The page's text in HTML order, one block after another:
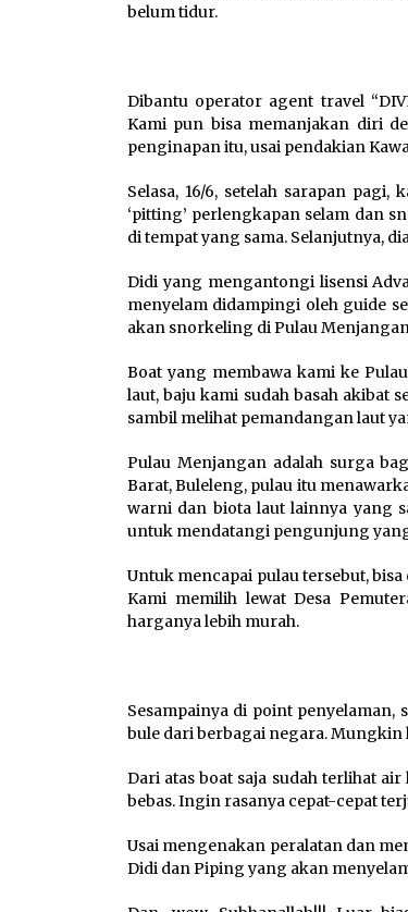
belum tidur.
Dibantu operator agent travel
Kami pun bisa memanjakan diri
penginapan itu, usai pendakian
Selasa, 16/6, setelah sarapan
‘pitting’ perlengkapan selam dan
di tempat yang sama. Selanjutnya,
Didi yang mengantongi lisensi
menyelam didampingi oleh guide
akan snorkeling di Pulau
Boat yang membawa kami ke
laut, baju kami sudah basah akibat
sambil melihat pemandangan laut
Pulau Menjangan adalah surga
Barat, Buleleng, pulau itu
warni dan biota laut lainnya yang
untuk mendatangi pengunjung
Untuk mencapai pulau tersebut,
Kami memilih lewat Desa
harganya lebih murah.
Sesampainya di point penyelaman,
bule dari berbagai negara. Mungkin
Dari atas boat saja sudah terlihat
bebas. Ingin rasanya cepat-cepat
Usai mengenakan peralatan dan
Didi dan Piping yang akan